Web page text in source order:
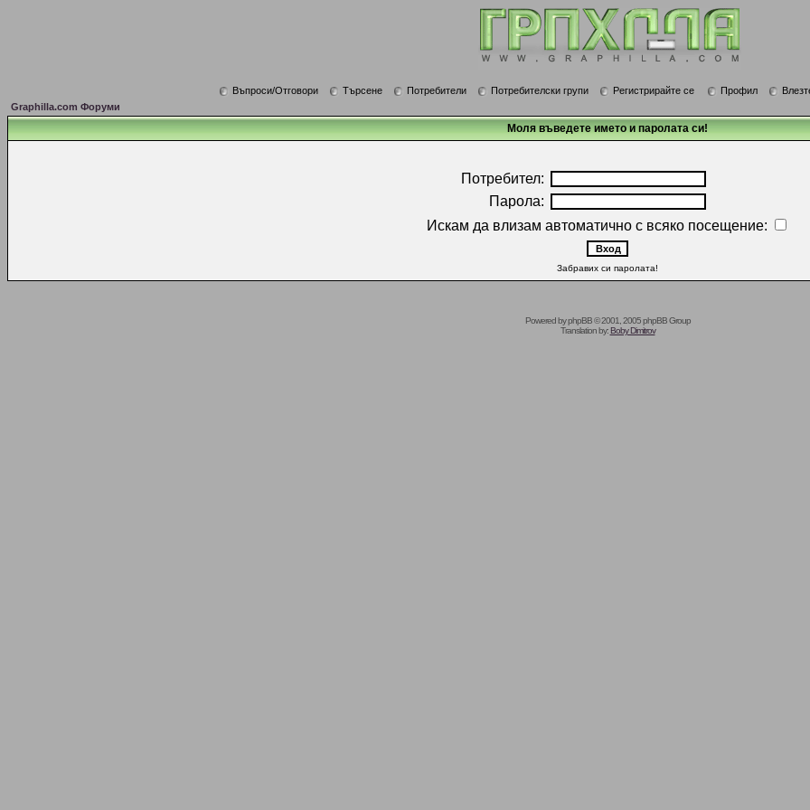
Въпроси/Отговори Търсене Потребители Потребителски групи Регистрирайте се Профил
Graphilla.com Форуми
Моля въведете името и паролата си!
Потребител:
Парола:
Искам да влизам автоматично с всяко посещение:
Забравих си паролата!
Powered byphpBB© 2001, 2005 phpBB Group
Translation by:Boby Dimitrov